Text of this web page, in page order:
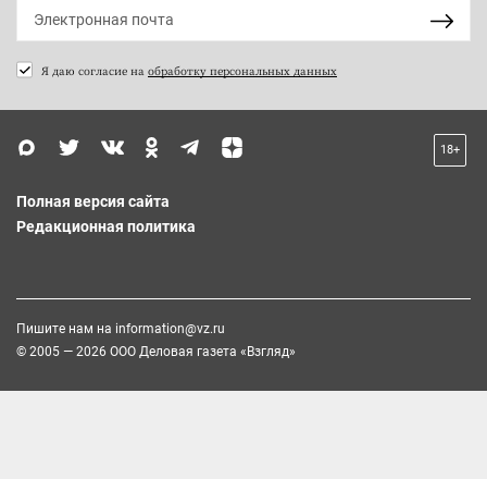
Я даю согласие на обработку персональных данных
18+
Полная версия сайта
Редакционная политика
Пишите нам на information@vz.ru
© 2005 — 2026 ООО Деловая газета «Взгляд»